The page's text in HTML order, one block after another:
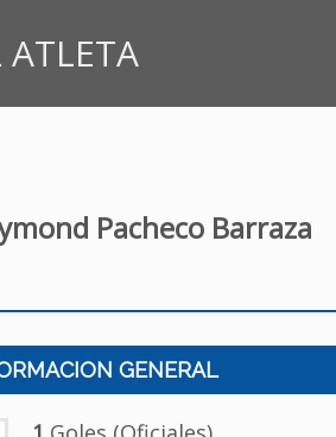
ATLETA
Pacheco Barraza
GENERAL